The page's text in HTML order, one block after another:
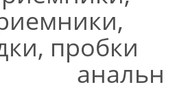
пробки